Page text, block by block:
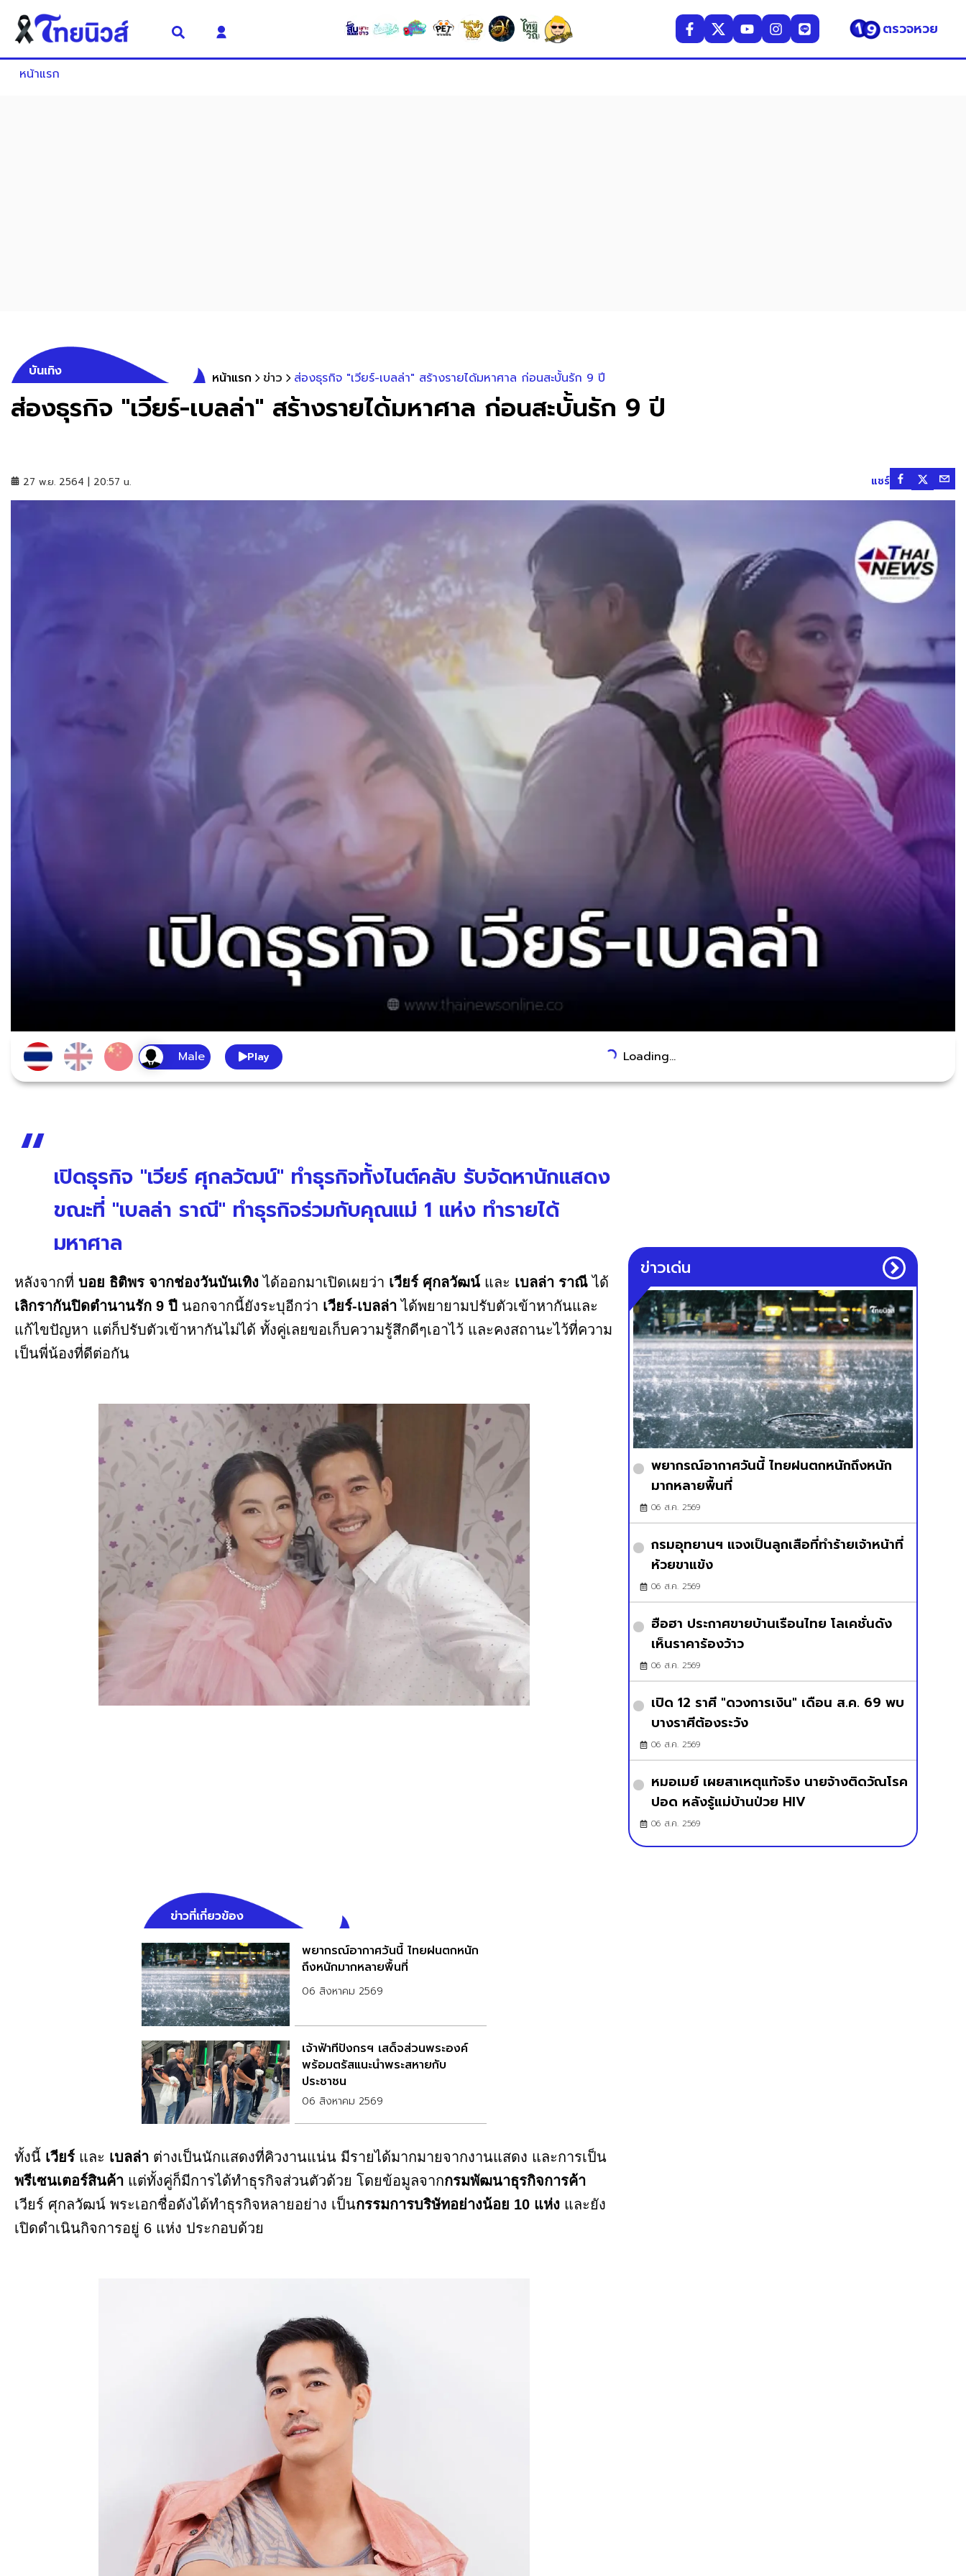
ตรวจหวย
หน้าแรก
บันเทิง หน้าแรก ข่าว ส่องธุรกิจ "เวียร์-เบลล่า" สร้างรายได้มหาศาล ก่อนสะบั้นรัก 9 ปี
ส่องธุรกิจ "เวียร์-เบลล่า" สร้างรายได้มหาศาล ก่อนสะบั้นรัก 9 ปี
27 พ.ย. 2564 | 20:57 น. แชร์
Play Loading...
เปิดธุรกิจ "เวียร์ ศุกลวัฒน์" ทำธุรกิจทั้งไนต์คลับ รับจัดหานักแสดง
ขณะที่ "เบลล่า ราณี" ทำธุรกิจร่วมกับคุณแม่ 1 แห่ง ทำรายได้
มหาศาล
หลังจากที่ บอย ธิติพร จากช่องวันบันเทิง ได้ออกมาเปิดเผยว่า เวียร์ ศุกลวัฒน์ และ เบลล่า ราณีได้
เลิกรากันปิดตำนานรัก 9 ปี นอกจากนี้ยังระบุอีกว่า เวียร์-เบลล่า ได้พยายามปรับตัวเข้าหากันและ
แก้ไขปัญหา แต่ก็ปรับตัวเข้าหากันไม่ได้ ทั้งคู่เลยขอเก็บความรู้สึกดีๆเอาไว้ และคงสถานะไว้ที่ความ
เป็นพี่น้องที่ดีต่อกัน
ข่าวที่เกี่ยวข้อง
พยากรณ์อากาศวันนี้ ไทยฝนตกหนัก
ถึงหนักมากหลายพื้นที่
06 สิงหาคม 2569
เจ้าฟ้าทีปังกรฯ เสด็จส่วนพระองค์
พร้อมตรัสแนะนำพระสหายกับ
ประชาชน
06 สิงหาคม 2569
ทั้งนี้ เวียร์ และ เบลล่า ต่างเป็นนักแสดงที่คิวงานแน่น มีรายได้มากมายจากงานแสดง และการเป็น
พรีเซนเตอร์สินค้า แต่ทั้งคู่ก็มีการได้ทำธุรกิจส่วนตัวด้วย โดยข้อมูลจากกรมพัฒนาธุรกิจการค้า
เวียร์ ศุกลวัฒน์ พระเอกชื่อดังได้ทำธุรกิจหลายอย่าง เป็นกรรมการบริษัทอย่างน้อย 10 แห่ง และยัง
เปิดดำเนินกิจการอยู่ 6 แห่ง ประกอบด้วย
ข่าวเด่น
พยากรณ์อากาศวันนี้ ไทยฝนตกหนักถึงหนัก
มากหลายพื้นที่
06 ส.ค. 2569
กรมอุทยานฯ แจงเป็นลูกเสือที่ทำร้ายเจ้าหน้าที่
ห้วยขาแข้ง
06 ส.ค. 2569
ฮือฮา ประกาศขายบ้านเรือนไทย โลเคชั่นดัง
เห็นราคาร้องว้าว
06 ส.ค. 2569
เปิด 12 ราศี "ดวงการเงิน" เดือน ส.ค. 69 พบ
บางราศีต้องระวัง
06 ส.ค. 2569
หมอเมย์ เผยสาเหตุแท้จริง นายจ้างติดวัณโรค
ปอด หลังรู้แม่บ้านป่วย HIV
06 ส.ค. 2569